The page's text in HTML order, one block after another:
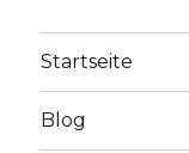
Startseite
Blog